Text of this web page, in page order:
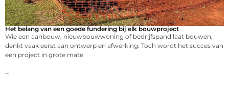
Het belang van een goede fundering bij elk bouwproject
Wie een aanbouw, nieuwbouwwoning of bedrijfspand laat bouwen,
denkt vaak eerst aan ontwerp en afwerking. Toch wordt het succes van
een project in grote mate